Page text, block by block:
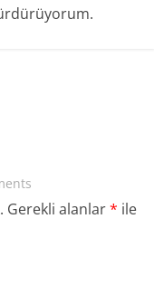
Gerekli alanlar* ile